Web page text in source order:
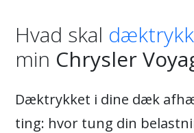
Hvad skal
min Chrysler
Dæktrykket i dine dæk
ting: hvor tung din